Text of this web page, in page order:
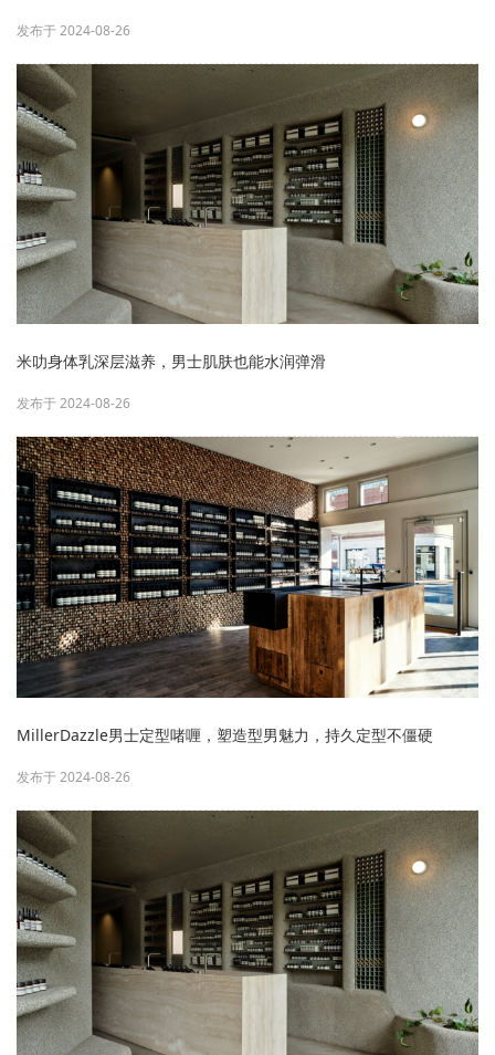
发布于 2024-08-26
米叻身体乳深层滋养，男士肌肤也能水润弹滑
发布于 2024-08-26
MillerDazzle男士定型啫喱，塑造型男魅力，持久定型不僵硬
发布于 2024-08-26